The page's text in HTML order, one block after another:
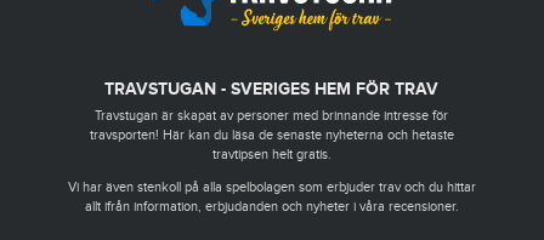
TRAVSTUGAN - SVERIGES HEM FÖR TRAV
Travstugan är skapat av personer med brinnande intresse för
travsporten! Här kan du läsa de senaste nyheterna och hetaste
travtipsen helt gratis.
Vi har även stenkoll på alla spelbolagen som erbjuder trav och du hittar
allt ifrån information, erbjudanden och nyheter i våra recensioner.